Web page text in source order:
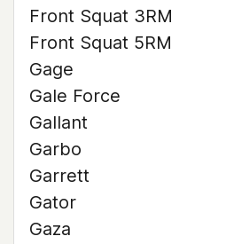
Front Squat 3RM
Front Squat 5RM
Gage
Gale Force
Gallant
Garbo
Garrett
Gator
Gaza